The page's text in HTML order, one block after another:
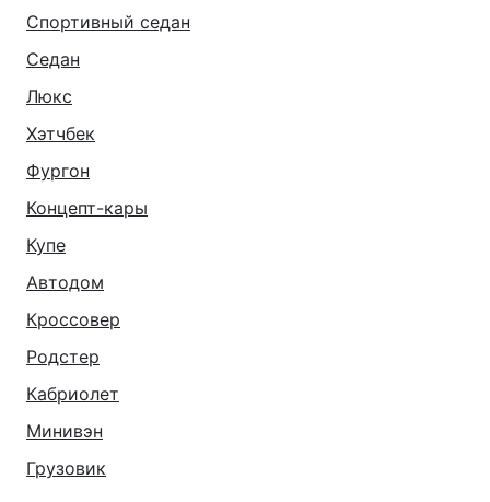
Спортивный седан
Седан
Люкс
Хэтчбек
Фургон
Концепт-кары
Купе
Автодом
Кроссовер
Родстер
Кабриолет
Минивэн
Грузовик